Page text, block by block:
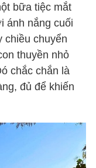
bữa tiệc mắt
ánh nắng cuối
chiều chuyển
thuyền nhỏ
chắc chắn là
đủ để khiến